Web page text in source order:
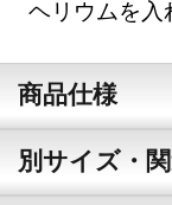
ヘリウムを入
商品仕様
別サイズ・